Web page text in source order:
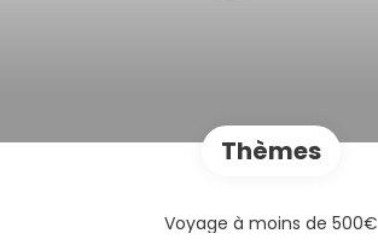
Thèmes
Voyage à moins de 500€